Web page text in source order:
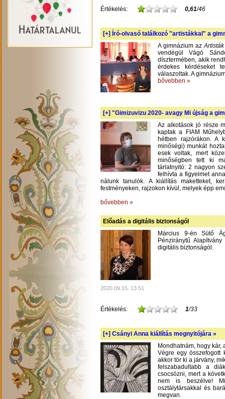
Értékelés: 0,61/46
[+] Író-olvasó találkozó "artistákkal" a
A gimnázium az
vendégül Vágó
dísztermében, akik
érdekes kérdéseket
válaszoltak. A
bővebben »
[+] "Gimizuvizu 2020- avagy Mi újság a
Az alkotások jó része
kaptak a FIAM
hétben rajzórákon. A
minőségi) munkát
esek voltak, mert
minőségben tett ki
tárlatnyitó: 2 nagyon
felhívta a figyelmet
nálunk tanulók. A kiállítás maketteket,
festményeken, rajzokon kívül, melyek épp
bővebben »
Előadás a digitális biztonságól
Március 9-én Sütő
Pénziránytű
digitális biztonságól.
2020.09.15. 13:51
Értékelés: 1/33
[+] Csányi Anna kiállítás megnyitójára »
Mondhatnám, hogy kár,
Végre egy összefogott
akkor tör ki a járvány,
felszabadultabb a
csocsózni, mert a
nem is beszélve!
osztálytársakkal és
megvan.